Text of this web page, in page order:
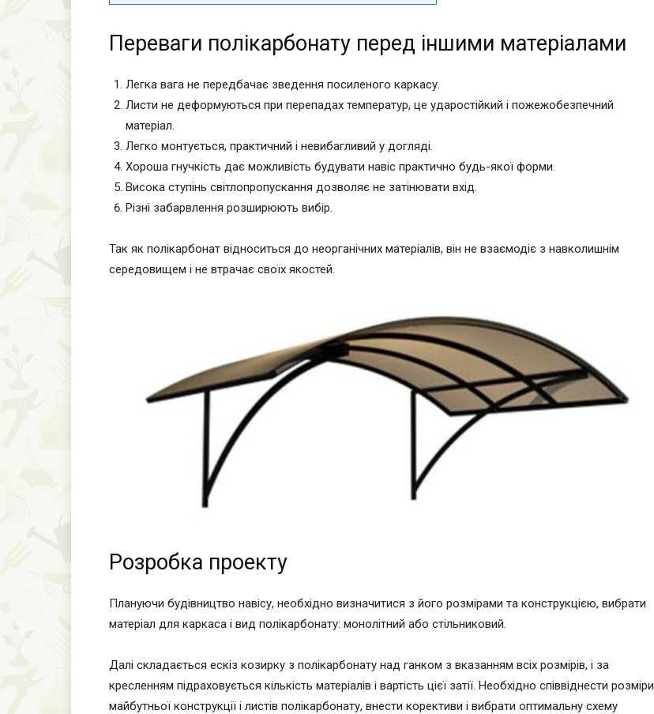
Переваги полікарбонату перед іншими матеріалами
Легка вага не передбачає зведення посиленого каркасу.
Листи не деформуються при перепадах температур, це ударостійкий і пожежобезпечний
матеріал.
Легко монтується, практичний і невибагливий у догляді.
Хороша гнучкість дає можливість будувати навіс практично будь-якої форми.
Висока ступінь світлопропускання дозволяє не затінювати вхід.
Різні забарвлення розширюють вибір.
Так як полікарбонат відноситься до неорганічних матеріалів, він не взаємодіє з навколишнім
середовищем і не втрачає своїх якостей.
Розробка проекту
Плануючи будівництво навісу, необхідно визначитися з його розмірами та конструкцією, вибрати
матеріал для каркаса і вид полікарбонату: монолітний або стільниковий.
Далі складається ескіз козирку з полікарбонату над ганком з вказанням всіх розмірів, і за
кресленням підраховується кількість матеріалів і вартість цієї затії. Необхідно співвіднести розміри
майбутньої конструкції і листів полікарбонату, внести корективи і вибрати оптимальну схему